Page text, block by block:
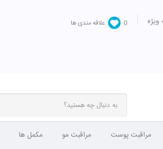
0 علاقه مندی ها
مراقبت پوست مراقبت مو مکمل ها